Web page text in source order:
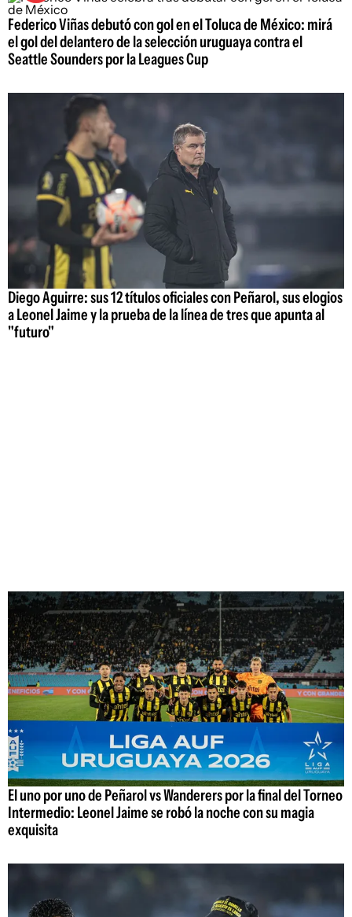
Federico Viñas debutó con gol en el Toluca de México: mirá
el gol del delantero de la selección uruguaya contra el
Seattle Sounders por la Leagues Cup
Diego Aguirre: sus 12 títulos oficiales con Peñarol, sus elogios
a Leonel Jaime y la prueba de la línea de tres que apunta al
"futuro"
El uno por uno de Peñarol vs Wanderers por la final del Torneo
Intermedio: Leonel Jaime se robó la noche con su magia
exquisita